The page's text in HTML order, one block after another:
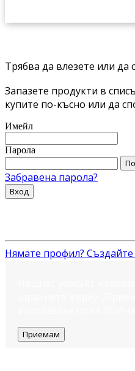
Трябва да влезете или да
Запазете продукти в
купите по-късно или да
Имейл
Парола
Забравена парола?
Вход
Нямате профил?
Приемам